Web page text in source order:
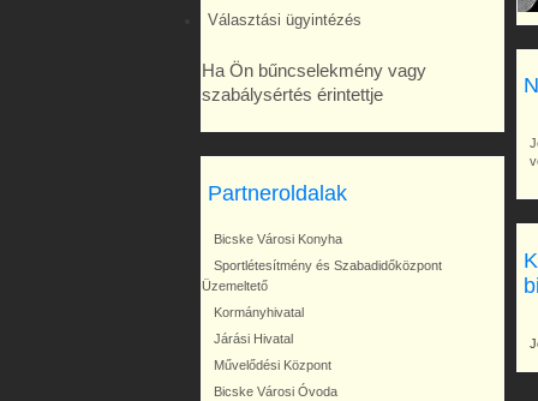
Választási ügyintézés
Ha Ön bűncselekmény vagy
szabálysértés érintettje
Partneroldalak
Bicske Városi Konyha
Sportlétesítmény és Szabadidőközpont
Üzemeltető
Kormányhivatal
Járási Hivatal
Művelődési Központ
Bicske Városi Óvoda